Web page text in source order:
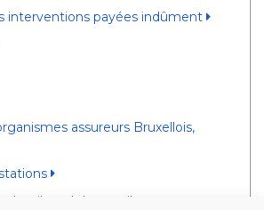
interventions payées indûment
assureurs Bruxellois,
le tribunal du travail